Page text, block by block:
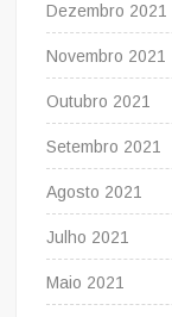
Dezembro 2021
Novembro 2021
Outubro 2021
Setembro 2021
Agosto 2021
Julho 2021
Maio 2021